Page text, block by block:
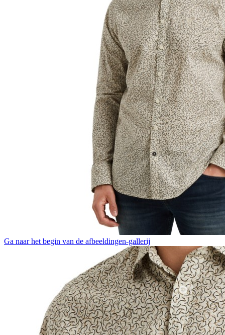
Ga naar het begin van de afbeeldingen-gallerij